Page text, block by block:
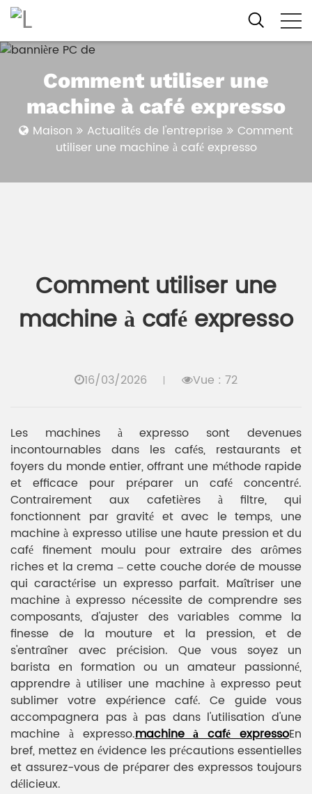
Comment utiliser une
machine à café expresso
Maison Actualités de l'entreprise
Comment
utiliser une machine à café expresso
Comment utiliser une
machine à café expresso
16/03/2026 Vue : 72
Les machines à expresso sont devenues
incontournables dans les cafés, restaurants et
foyers du monde entier, offrant une méthode rapide
et efficace pour préparer un café concentré.
Contrairement aux cafetières à filtre, qui
fonctionnent par gravité et avec le temps, une
machine à expresso utilise une haute pression et du
café finement moulu pour extraire des arômes
riches et la crema – cette couche dorée de mousse
qui caractérise un expresso parfait. Maîtriser une
machine à expresso nécessite de comprendre ses
composants, d'ajuster des variables comme la
finesse de la mouture et la pression, et de
s'entraîner avec précision. Que vous soyez un
barista en formation ou un amateur passionné,
apprendre à utiliser une machine à expresso peut
sublimer votre expérience café. Ce guide vous
accompagnera pas à pas dans l'utilisation d'une
machine à expresso.machine à café expressoEn
bref, mettez en évidence les précautions essentielles
et assurez-vous de préparer des expressos toujours
délicieux.